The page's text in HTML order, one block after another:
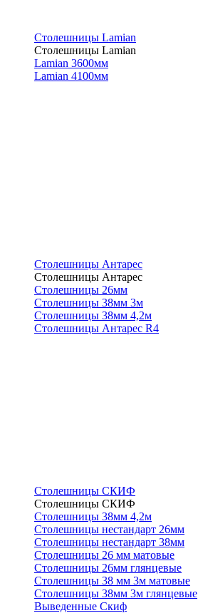
Столешницы Lamian
Столешницы Lamian
Lamian 3600мм
Lamian 4100мм
Столешницы Антарес
Столешницы Антарес
Столешницы 26мм
Столешницы 38мм 3м
Столешницы 38мм 4,2м
Столешницы Антарес R4
Столешницы СКИФ
Столешницы СКИФ
Столешницы 38мм 4,2м
Столешницы нестандарт 26мм
Столешницы нестандарт 38мм
Столешницы 26 мм матовые
Столешницы 26мм глянцевые
Столешницы 38 мм 3м матовые
Столешницы 38мм 3м глянцевые
Выведенные Скиф